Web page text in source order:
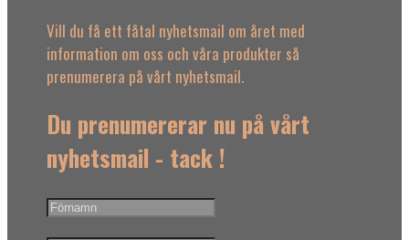
Vill du få ett fåtal nyhetsmail om året med
information om oss och våra produkter så
prenumerera på vårt nyhetsmail.
Du prenumererar nu på vårt
nyhetsmail - tack !